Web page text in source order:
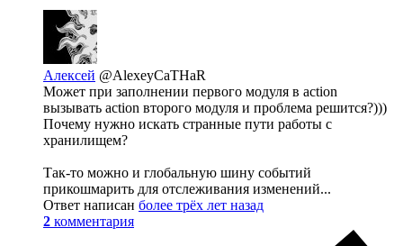
Алексей @AlexeyCaTHaR
Может при заполнении первого модуля в action
вызывать action второго модуля и проблема решится?)))
Почему нужно искать странные пути работы с
хранилищем?
Так-то можно и глобальную шину событий
прикошмарить для отслеживания изменений...
Ответ написан более трёх лет назад
2 комментария